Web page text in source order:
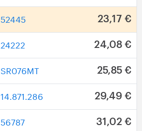
52445 23,17 €
24222 24,08 €
SR076MT 25,85 €
14.871.286 29,49 €
56787 31,02 €